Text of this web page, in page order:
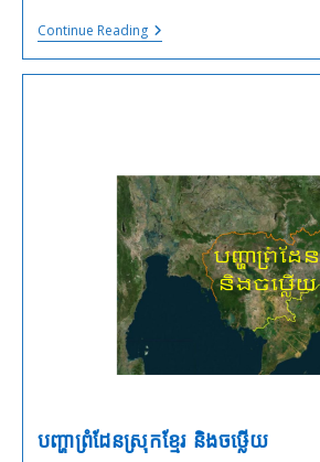
Continue Readingបញ្ហា
កំណត់
ព្រំដែន
ទន្លេ
រពៅ
បញ្ហាព្រំដែនស្រុកខ្មែរ និងចឞ្លើយ